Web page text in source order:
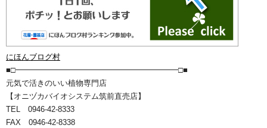
にほんブログ村
■□━━━━━━━━━━━━━━━━━━━━━□■
元気で活きのいい植物専門店
【オニヅカバイオシステム筑前直売店】
TEL 0946-42-8333
FAX 0946-42-8338